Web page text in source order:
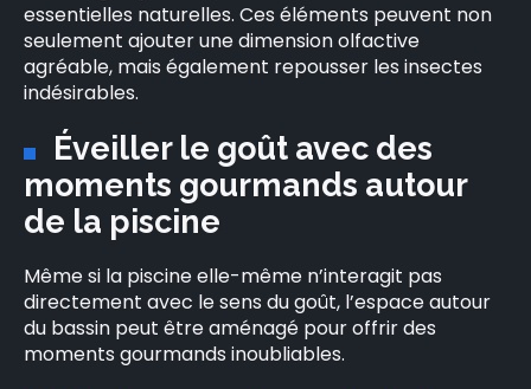
essentielles naturelles. Ces éléments peuvent non
seulement ajouter une dimension olfactive
agréable, mais également repousser les insectes
indésirables.
Éveiller le goût avec des
moments gourmands autour
de la piscine
Même si la piscine elle-même n’interagit pas
directement avec le sens du goût, l’espace autour
du bassin peut être aménagé pour offrir des
moments gourmands inoubliables.